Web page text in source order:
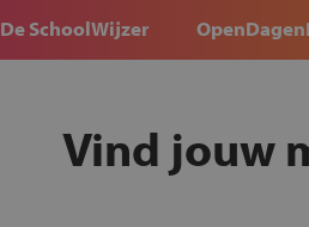
De SchoolWijzer
Vind jouw